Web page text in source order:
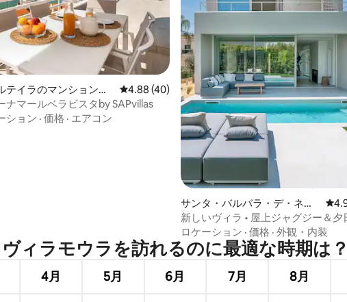
中4.97つ星の平均評価
テイラのマンション・
ト
レビュー40件、5つ星中4.88つ星の平均評価
4.88 (40)
ナマールベラビスタby SAPvillas
ション · 価格 · エアコン
サンタ・バルバラ・デ・ネク
スのコンドミニアム
レ
新しいヴィラ • 屋上ジャグジー＆夕
めることができます
ロケーション · 価格 · 外観・内装
ヴィラモウラを訪⁠れ⁠るの⁠に最⁠適⁠な時⁠期⁠は⁠？
4月 5月 6月 7月 8月